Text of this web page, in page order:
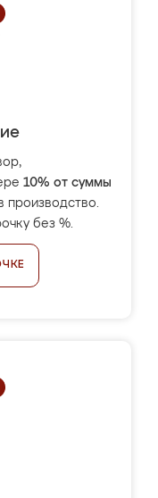
10% от суммы
производство.
без %.